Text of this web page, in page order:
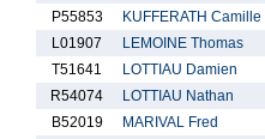
P55853
KUFFERATH Camille
L01907
LEMOINE Thomas
T51641
LOTTIAU Damien
R54074
LOTTIAU Nathan
B52019
MARIVAL Fred